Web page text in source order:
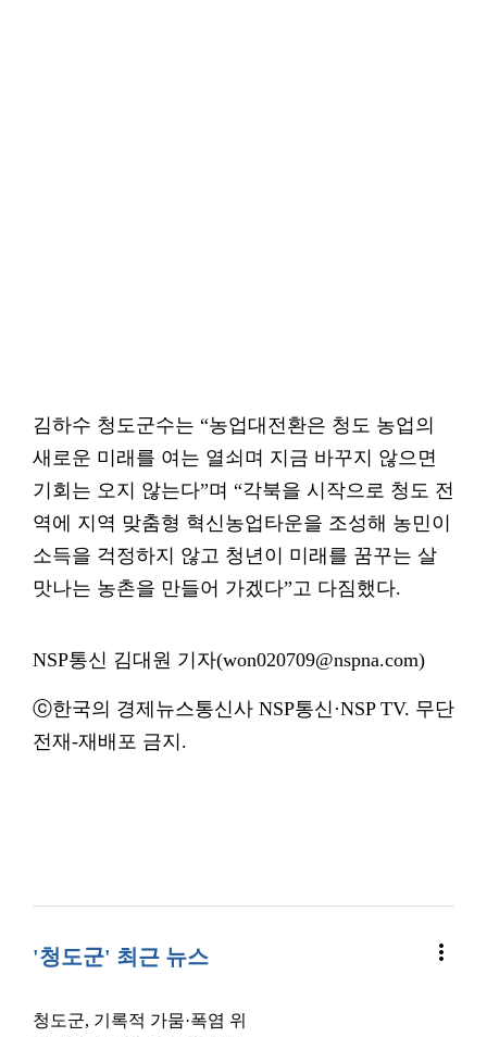
김하수 청도군수는 “농업대전환은 청도 농업의
새로운 미래를 여는 열쇠며 지금 바꾸지 않으면
기회는 오지 않는다”며 “각북을 시작으로 청도 전
역에 지역 맞춤형 혁신농업타운을 조성해 농민이
소득을 걱정하지 않고 청년이 미래를 꿈꾸는 살
맛나는 농촌을 만들어 가겠다”고 다짐했다.
NSP통신 김대원 기자(won020709@nspna.com)
ⓒ한국의 경제뉴스통신사 NSP통신·NSP TV. 무단
전재-재배포 금지.
'청도군' 최근 뉴스 more_vert
청도군, 기록적 가뭄·폭염 위